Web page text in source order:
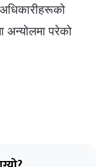
अन्योलमा परेको